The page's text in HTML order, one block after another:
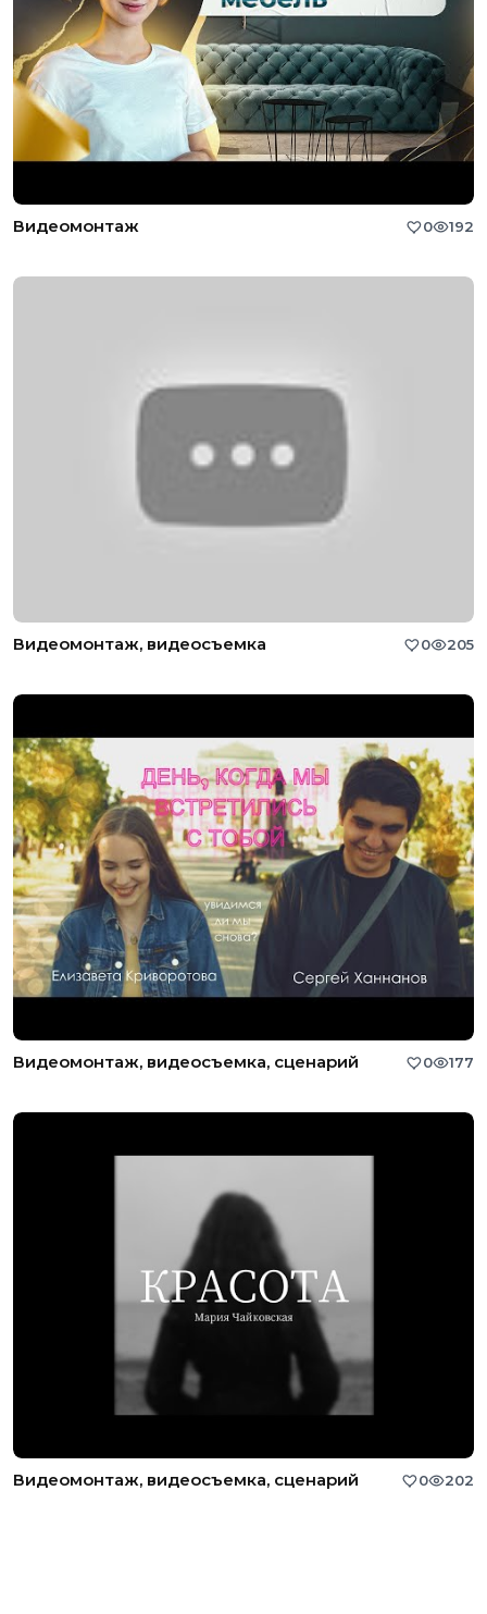
Видеомонтаж 0 192
Видеомонтаж, видеосъемка 0 205
Видеомонтаж, видеосъемка, сценарий 0 177
Видеомонтаж, видеосъемка, сценарий 0 202